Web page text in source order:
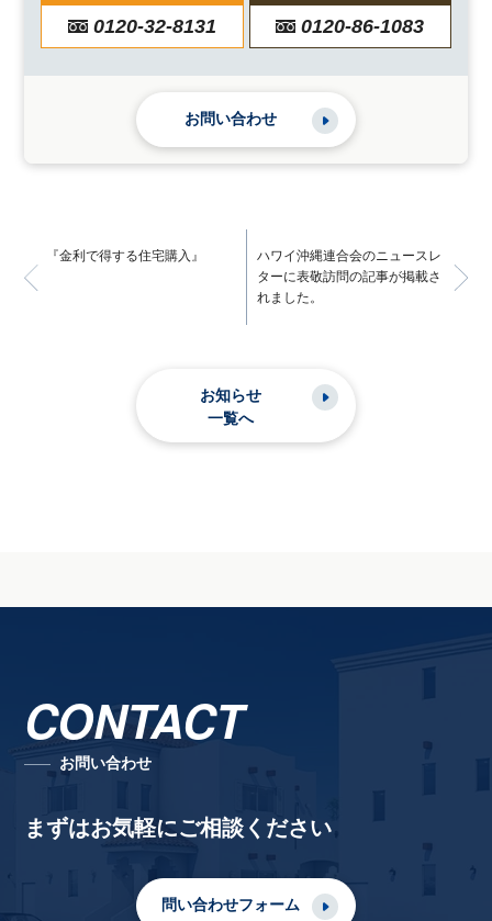
0120-32-8131 0120-86-1083
お問い合わせ
『金利で得する住宅購入』
ハワイ沖縄連合会のニュースレ
ターに表敬訪問の記事が掲載さ
れました。
お知らせ
一覧へ
CONTACT
お問い合わせ
まずはお気軽にご相談ください
問い合わせフォーム